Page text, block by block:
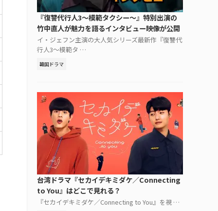
『復讐代行人3～模範タクシー～』特別出演の
竹中直人が魅力を語るインタビュー映像が公開
イ・ジェフン主演の大人気シリーズ最新作『復讐代
行人3～模範タ …
韓国ドラマ
台湾ドラマ『セカイデキミダケ／Connecting
to You』はどこで見れる？
『セカイデキミダケ／Connecting to You』を視 …